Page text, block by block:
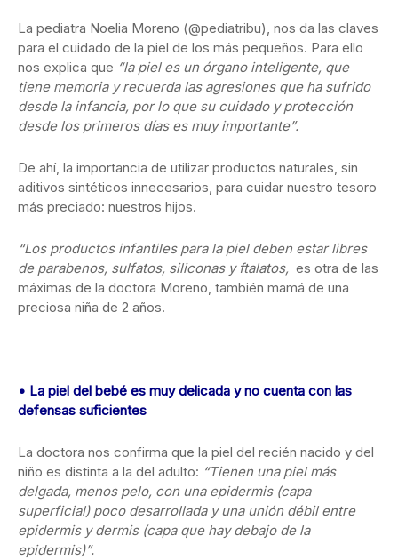
La pediatra Noelia Moreno (@pediatribu), nos da las claves
para el cuidado de la piel de los más pequeños. Para ello
nos explica que “la piel es un órgano inteligente, que
tiene memoria y recuerda las agresiones que ha sufrido
desde la infancia, por lo que su cuidado y protección
desde los primeros días es muy importante”.
De ahí, la importancia de utilizar productos naturales, sin
aditivos sintéticos innecesarios, para cuidar nuestro tesoro
más preciado: nuestros hijos.
“Los productos infantiles para la piel deben estar libres
de parabenos, sulfatos, siliconas y ftalatos, es otra de las
máximas de la doctora Moreno, también mamá de una
preciosa niña de 2 años.
• La piel del bebé es muy delicada y no cuenta con las
defensas suficientes
La doctora nos confirma que la piel del recién nacido y del
niño es distinta a la del adulto: “Tienen una piel más
delgada, menos pelo, con una epidermis (capa
superficial) poco desarrollada y una unión débil entre
epidermis y dermis (capa que hay debajo de la
epidermis)”.